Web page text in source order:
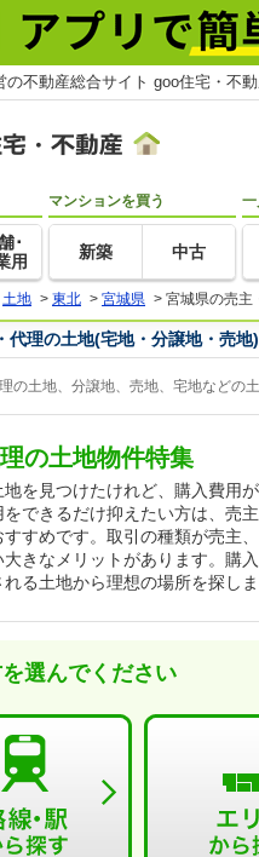
の不動産総合サイト goo住宅・不
･
用
マンションを買う
新築 中古
一
土地 > 東北 > 宮城県 > 宮城県の売主
代理の土地(宅地・分譲地・売地
の土地、分譲地、売地、宅地などの
の土地物件特集
地を見つけたけれど、購入費用
できるだけ抑えたい方は、売
すめです。取引の種類が売主
きなメリットがあります。購
る土地から理想の場所を探しま
選んでください